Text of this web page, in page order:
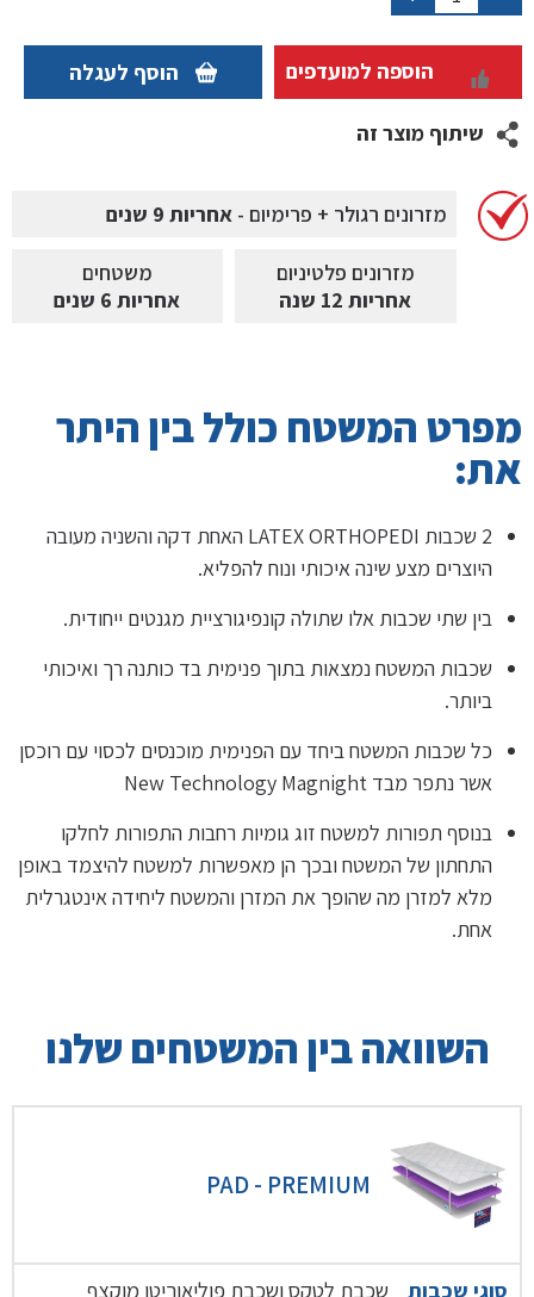
של
MAGNIGHT
PAD
-
LATEX
הוספה למועדפים הוסף לעגלה
שיתוף מוצר זה
מזרונים רגולר + פרימיום - אחריות 9 שנים
מזרונים פלטיניום
אחריות 12 שנה
משטחים
אחריות 6 שנים
מפרט המשטח כולל בין היתר
את:
2 שכבות LATEX ORTHOPEDI האחת דקה והשניה מעובה
היוצרים מצע שינה איכותי ונוח להפליא.
בין שתי שכבות אלו שתולה קונפיגורציית מגנטים ייחודית.
שכבות המשטח נמצאות בתוך פנימית בד כותנה רך ואיכותי
ביותר.
כל שכבות המשטח ביחד עם הפנימית מוכנסים לכסוי עם רוכסן
אשר נתפר מבד New Technology Magnight
בנוסף תפורות למשטח זוג גומיות רחבות התפורות לחלקו
התחתון של המשטח ובכך הן מאפשרות למשטח להיצמד באופן
מלא למזרן מה שהופך את המזרן והמשטח ליחידה אינטגרלית
אחת.
השוואה בין המשטחים שלנו
PAD - PREMIUM
סוגי שכבות שכבת לטקס ושכבת פוליאוריטן מוקצף